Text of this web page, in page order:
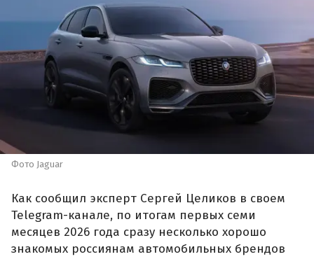
Фото Jaguar
Как сообщил эксперт Сергей Целиков в своем
Telegram-канале, по итогам первых семи
месяцев 2026 года сразу несколько хорошо
знакомых россиянам автомобильных брендов